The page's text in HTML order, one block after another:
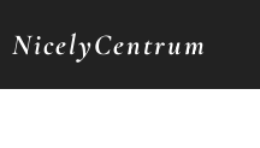
NicelyCentrum